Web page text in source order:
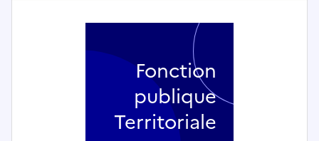
Fonction
publique
Territoriale